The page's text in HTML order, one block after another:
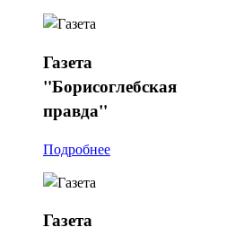
Газета
"Борисоглебская
правда"
Подробнее
Газета